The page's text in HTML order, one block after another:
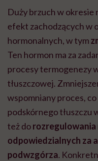
Duży brzuch w okresie
efekt zachodzących w
hormonalnych, w tym
Ten hormon ma za
procesy termogenezy
tłuszczowej.
wspomniany proces,
podskórnego tłuszczu
też dorozregulowania
odpowiedzialnych za
podwzgórza.